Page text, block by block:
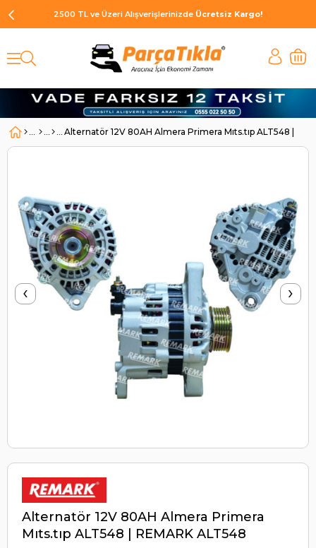
2500 TL ve Üzeri Alışverişlerinizde Ücretsiz Kargo!
Alternatör 12V 80AH Almera Primera Mıts.tıp ALT548 |
‹ ›
Alternatör 12V 80AH Almera Primera
Mıts.tıp ALT548 | REMARK ALT548